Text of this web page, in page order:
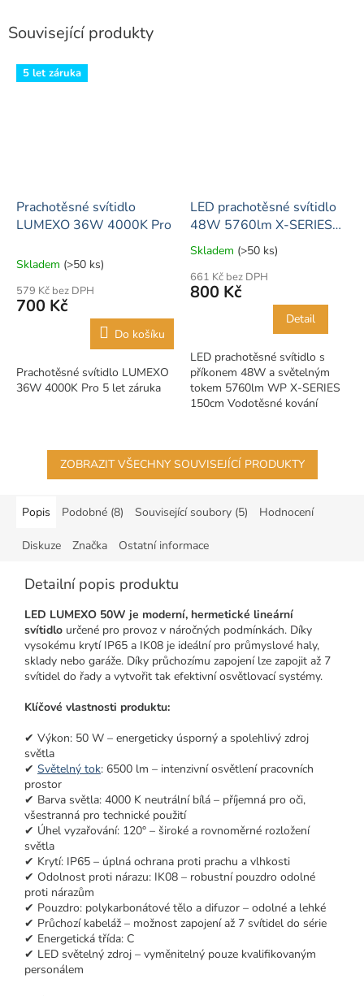
Související produkty
5 let záruka
Prachotěsné svítidlo
LUMEXO 36W 4000K Pro
Skladem (>50 ks)
579 Kč bez DPH
700 Kč
Do košíku
Prachotěsné svítidlo LUMEXO
36W 4000K Pro 5 let záruka
LED prachotěsné svítidlo
48W 5760lm X-SERIES
150cm
Průměrné
produktu
je
hvězdiček.
Skladem (>50 ks)
661 Kč bez DPH
800 Kč
Detail
LED prachotěsné svítidlo s
příkonem 48W a světelným
tokem 5760lm WP X-SERIES
150cm Vodotěsné kování
výkonné technologie SMD,...
ZOBRAZIT VŠECHNY SOUVISEJÍCÍ PRODUKTY
Popis Podobné (8) Související soubory (5) Hodnocení
Diskuze Značka Ostatní informace
Detailní popis produktu
LED LUMEXO 50W je moderní, hermetické lineární
svítidlo určené pro provoz v náročných podmínkách. Díky
vysokému krytí IP65 a IK08 je ideální pro průmyslové haly,
sklady nebo garáže. Díky průchozímu zapojení lze zapojit až 7
svítidel do řady a vytvořit tak efektivní osvětlovací systémy.
Klíčové vlastnosti produktu:
✔ Výkon: 50 W – energeticky úsporný a spolehlivý zdroj
světla
✔ Světelný tok: 6500 lm – intenzivní osvětlení pracovních
prostor
✔ Barva světla: 4000 K neutrální bílá – příjemná pro oči,
všestranná pro technické použití
✔ Úhel vyzařování: 120° – široké a rovnoměrné rozložení
světla
✔ Krytí: IP65 – úplná ochrana proti prachu a vlhkosti
✔ Odolnost proti nárazu: IK08 – robustní pouzdro odolné
proti nárazům
✔ Pouzdro: polykarbonátové tělo a difuzor – odolné a lehké
✔ Průchozí kabeláž – možnost zapojení až 7 svítidel do série
✔ Energetická třída: C
✔ LED světelný zdroj – vyměnitelný pouze kvalifikovaným
personálem